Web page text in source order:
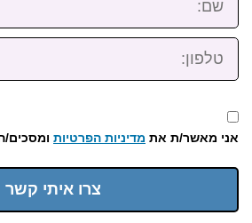
טלפון:
אני מאשר/ת את מדיניות הפרטיות ומסכים/
צרו איתי קשר